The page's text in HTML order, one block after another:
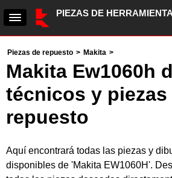
PIEZAS DE
Piezas de repuesto > Makita >
Makita Ew1060h
técnicos y piezas
repuesto
Aquí encontrará todas las piezas y
disponibles de 'Makita EW1060H'.